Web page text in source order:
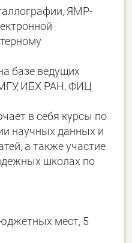
ЯМР-
базе ведущих
ИБХ РАН, ФИЦ
в себя курсы по
научных данных и
а также участие
школах по
мест, 5